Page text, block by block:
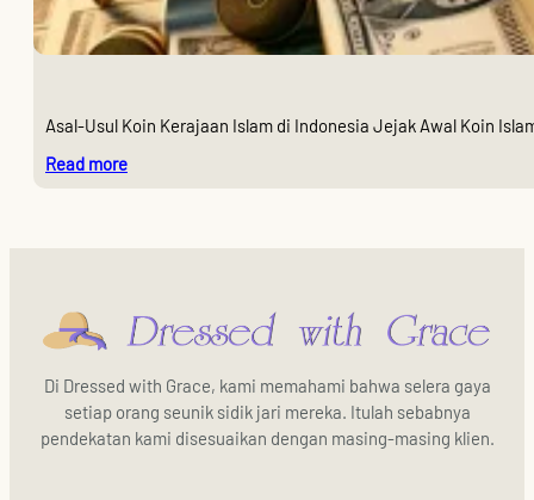
Asal-Usul Koin Kerajaan Islam di Indonesia Jejak Awal Koin
Read more:
Islam
di
Di Dressed with Grace, kami memahami bahwa selera gaya
setiap orang seunik sidik jari mereka. Itulah sebabnya
pendekatan kami disesuaikan dengan masing-masing klien.